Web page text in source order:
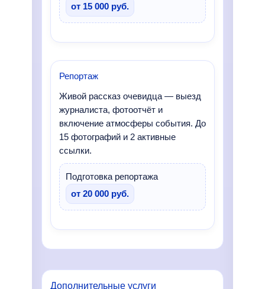
от 15 000 руб.
Репортаж
Живой рассказ очевидца — выезд
журналиста, фотоотчёт и
включение атмосферы события. До
15 фотографий и 2 активные
ссылки.
Подготовка репортажа
от 20 000 руб.
Дополнительные услуги